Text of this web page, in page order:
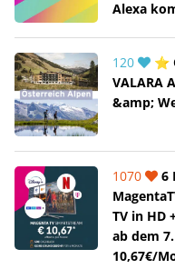
Alexa
120
⭐
VALARA
&amp;
1070
6
TV in HD
ab dem
10,67€/